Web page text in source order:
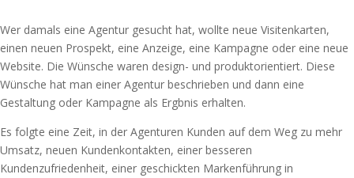
Wer damals eine Agentur gesucht hat, wollte neue Visitenkarten,
einen neuen Prospekt, eine Anzeige, eine Kampagne oder eine neue
Website. Die Wünsche waren design- und produktorientiert. Diese
Wünsche hat man einer Agentur beschrieben und dann eine
Gestaltung oder Kampagne als Ergbnis erhalten.
Es folgte eine Zeit, in der Agenturen Kunden auf dem Weg zu mehr
Umsatz, neuen Kundenkontakten, einer besseren
Kundenzufriedenheit, einer geschickten Markenführung in